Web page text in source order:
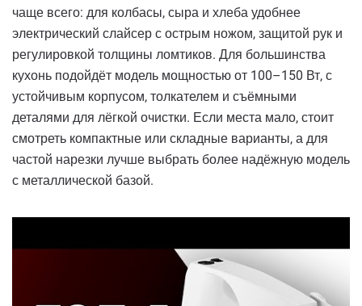
чаще всего: для колбасы, сыра и хлеба удобнее
электрический слайсер с острым ножом, защитой рук и
регулировкой толщины ломтиков. Для большинства
кухонь подойдёт модель мощностью от 100–150 Вт, с
устойчивым корпусом, толкателем и съёмными
деталями для лёгкой очистки. Если места мало, стоит
смотреть компактные или складные варианты, а для
частой нарезки лучше выбрать более надёжную модель
с металлической базой.